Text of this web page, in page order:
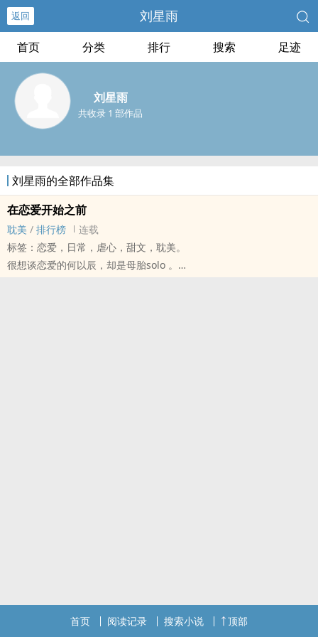
返回 刘星雨
首页 分类 排行 搜索 足迹
刘星雨
共收录 1 部作品
刘星雨的全部作品集
在恋爱开始之前
耽美 / 排行榜
连载
标签：恋爱，日常，虐心，甜文，耽美。
很想谈恋爱的何以辰，却是母胎solo 。
首页 阅读记录 搜索小说 顶部